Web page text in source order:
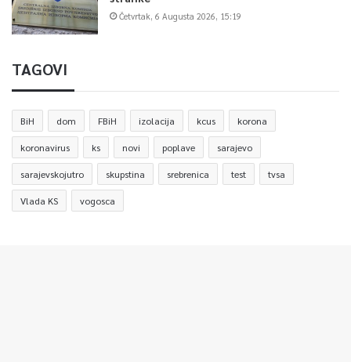
Četvrtak, 6 Augusta 2026, 15:19
TAGOVI
BiH dom FBiH izolacija kcus korona
koronavirus ks novi poplave sarajevo
sarajevskojutro skupstina srebrenica test tvsa
Vlada KS vogosca